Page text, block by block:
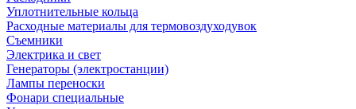
Уплотнительные кольца
Расходные материалы для термовоздуходувок
Съемники
Электрика и свет
Генераторы (электростанции)
Лампы переноски
Фонари специальные